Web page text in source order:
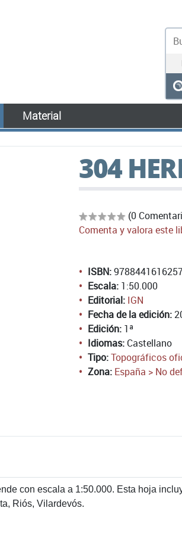
Material
304
(0
Comenta y valora este
ISBN:
Escala: 1:50.000
Editorial: IGN
Fecha de la edición:
Edición: 1ª
Idiomas: Castellano
Tipo:Topográficos
Zona: España > No
con escala a 1:50.000. Esta hoja
Riós, Vilardevós.